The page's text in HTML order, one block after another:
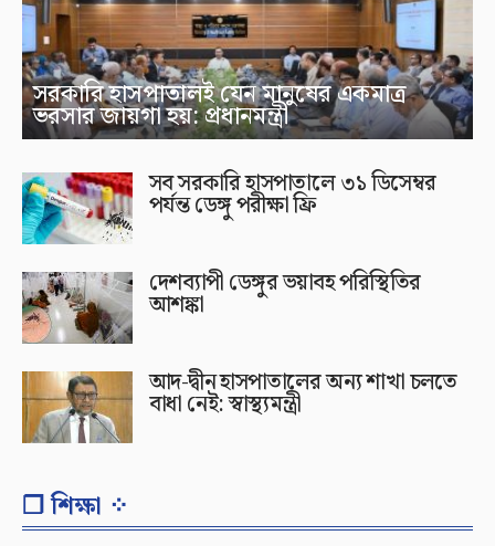
সরকারি হাসপাতালই যেন মানুষের একমাত্র
ভরসার জায়গা হয়: প্রধানমন্ত্রী
সব সরকারি হাসপাতালে ৩১ ডিসেম্বর
পর্যন্ত ডেঙ্গু পরীক্ষা ফ্রি
দেশব্যাপী ডেঙ্গুর ভয়াবহ পরিস্থিতির
আশঙ্কা
আদ-দ্বীন হাসপাতালের অন্য শাখা চলতে
বাধা নেই: স্বাস্থ্যমন্ত্রী
❐ শিক্ষা ⁘